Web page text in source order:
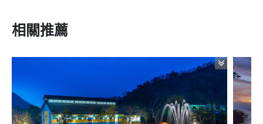
相關推薦